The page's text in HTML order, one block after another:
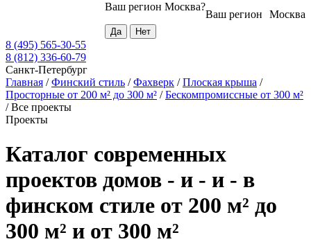
Москва
Ваш регион
Ваш регион Москва?
8 (495) 565-30-55
8 (812) 336-60-79
Санкт-Петербург
Главная /Финский стиль /Фахверк /Плоская крыша /
Просторные от 200 м² до 300 м² /Бескомпромиссные от 300 м²
/Все проекты
Проекты
Каталог современных
проектов домов - и - и - в
финском стиле от 200 м² до
300 м² и от 300 м²